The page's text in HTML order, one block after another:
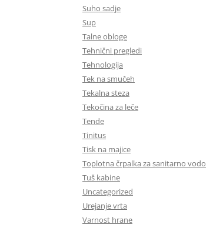
Suho sadje
Sup
Talne obloge
Tehnični pregledi
Tehnologija
Tek na smučeh
Tekalna steza
Tekočina za leče
Tende
Tinitus
Tisk na majice
Toplotna črpalka za sanitarno vodo
Tuš kabine
Uncategorized
Urejanje vrta
Varnost hrane